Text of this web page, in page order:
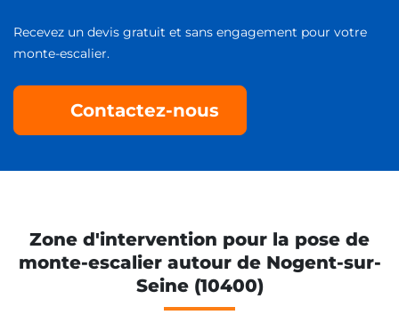
Recevez un devis gratuit et sans engagement pour votre
monte-escalier.
Contactez-nous
Zone d'intervention pour la pose de
monte-escalier autour de Nogent-sur-
Seine (10400)